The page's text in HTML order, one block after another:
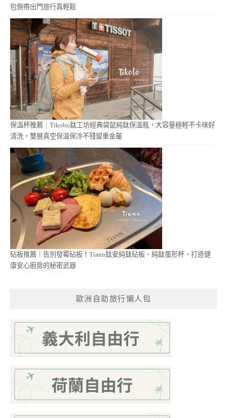
包側帶出門旅行真輕鬆
保溫杯推薦｜Tikobo鈦工坊經典袋鼠純鈦保溫瓶，大容量極輕不卡味好
清洗，雙層真空保溫保冷不殘留重金屬
砧板推薦｜告別發霉砧板！Tiann鈦安純鈦砧板、純鈦蛋形杯，打造健
康安心廚房的秘密武器
歐洲自助旅行懶人包